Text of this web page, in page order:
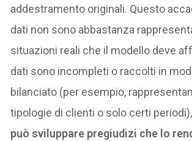
addestramento originali. Questo
dati non sono abbastanza
situazioni reali che il modello deve
dati sono incompleti o raccolti in
bilanciato (per esempio,
tipologie di clienti o solo certi periodi),
può sviluppare pregiudizi che lo